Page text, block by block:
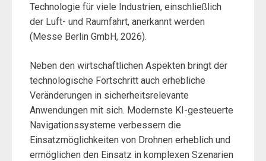
Technologie für viele Industrien, einschließlich
der Luft- und Raumfahrt, anerkannt werden
(Messe Berlin GmbH, 2026).
Neben den wirtschaftlichen Aspekten bringt der
technologische Fortschritt auch erhebliche
Veränderungen in sicherheitsrelevante
Anwendungen mit sich. Modernste KI-gesteuerte
Navigationssysteme verbessern die
Einsatzmöglichkeiten von Drohnen erheblich und
ermöglichen den Einsatz in komplexen Szenarien